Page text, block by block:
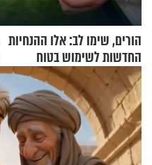
הורים, שימו לב: אלו ההנחיות
החדשות לשימוש בטוח
בסקווישי לאחר מקרי אשפוז